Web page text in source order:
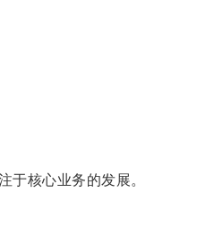
核心业务的发展。